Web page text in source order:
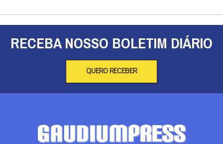
RECEBA NOSSO BOLETIM DIÁRIO
QUERO RECEBER